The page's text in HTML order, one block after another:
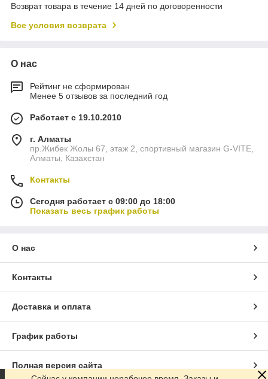
Возврат товара в течение 14 дней по договоренности
Все условия возврата
О нас
Рейтинг не сформирован
Менее 5 отзывов за последний год
Работает с 19.10.2010
г. Алматы
пр.Жибек Жолы 67, этаж 2, спортивный магазин G-VITE,
Алматы, Казахстан
Контакты
Сегодня работает с 09:00 до 18:00
Показать весь график работы
О нас
Контакты
Доставка и оплата
График работы
Полная версия сайта